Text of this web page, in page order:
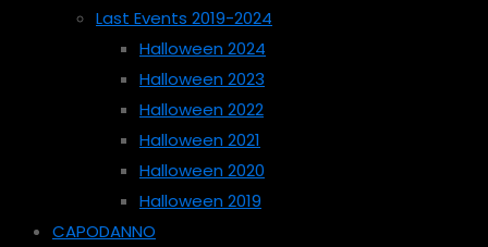
Last Events 2019-2024
Halloween 2024
Halloween 2023
Halloween 2022
Halloween 2021
Halloween 2020
Halloween 2019
CAPODANNO